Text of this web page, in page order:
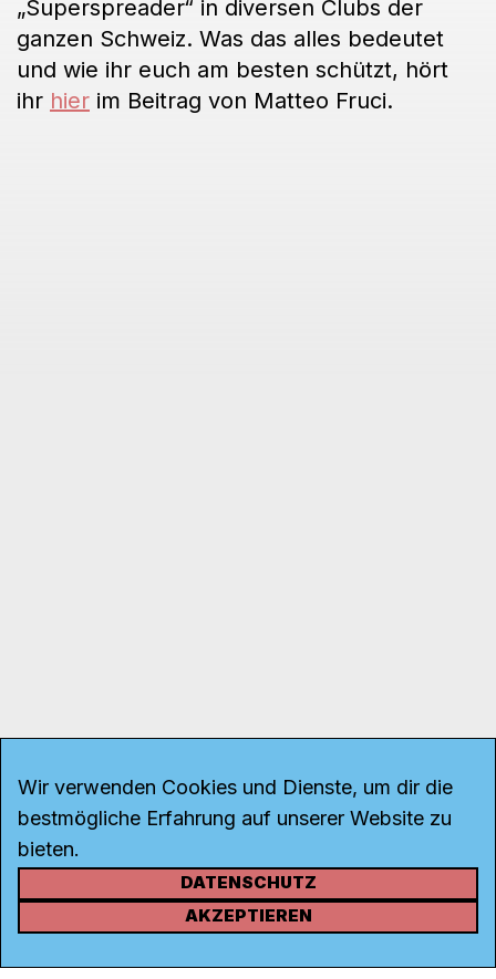
„Superspreader“ in diversen Clubs der
ganzen Schweiz. Was das alles bedeutet
und wie ihr euch am besten schützt, hört
ihr hier im Beitrag von Matteo Fruci.
KONTAKT
Wir verwenden Cookies und Dienste, um dir die
bestmögliche Erfahrung auf unserer Website zu
bieten.
DATENSCHUTZ
AKZEPTIEREN